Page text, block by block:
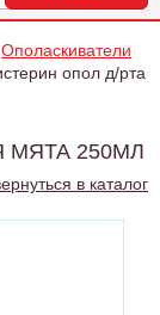
Ополаскиватели
опол д/рта
250МЛ
в каталог